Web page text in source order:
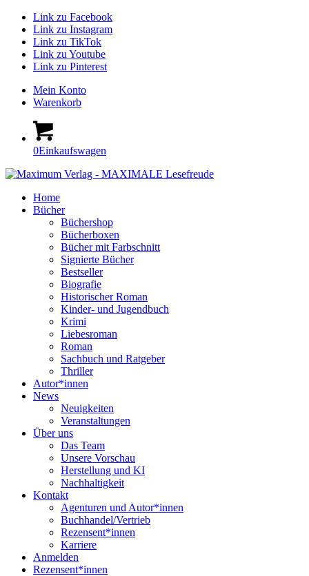
Link zu Facebook
Link zu Instagram
Link zu TikTok
Link zu Youtube
Link zu Pinterest
Mein Konto
Warenkorb
0Einkaufswagen
Home
Bücher
Büchershop
Bücherboxen
Bücher mit Farbschnitt
Signierte Bücher
Bestseller
Biografie
Historischer Roman
Kinder- und Jugendbuch
Krimi
Liebesroman
Roman
Sachbuch und Ratgeber
Thriller
Autor*innen
News
Neuigkeiten
Veranstaltungen
Über uns
Das Team
Unsere Vorschau
Herstellung und KI
Nachhaltigkeit
Kontakt
Agenturen und Autor*innen
Buchhandel/Vertrieb
Rezensent*innen
Karriere
Anmelden
Rezensent*innen